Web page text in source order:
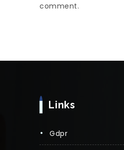
comment.
Links
gdpr